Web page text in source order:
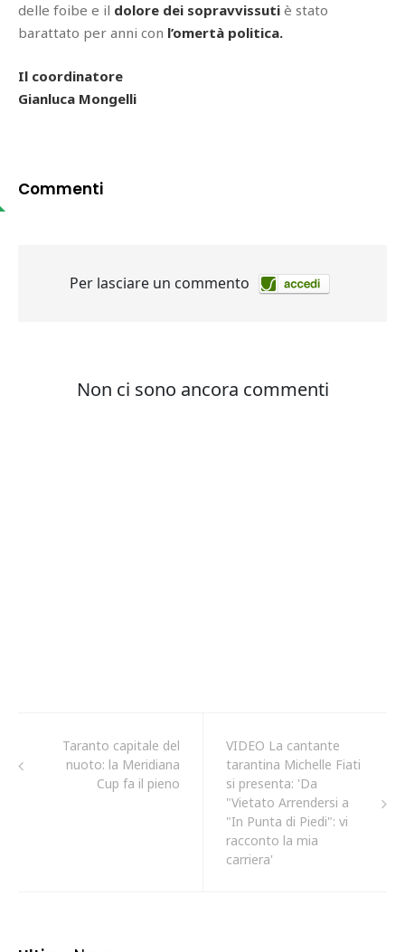
delle foibe e il dolore dei sopravvissuti è stato
barattato per anni con l’omertà politica.
Il coordinatore
Gianluca Mongelli
Commenti
Taranto capitale del
nuoto: la Meridiana
Cup fa il pieno
VIDEO La cantante
tarantina Michelle Fiati
si presenta: 'Da
"Vietato Arrendersi a
"In Punta di Piedi": vi
racconto la mia
carriera'